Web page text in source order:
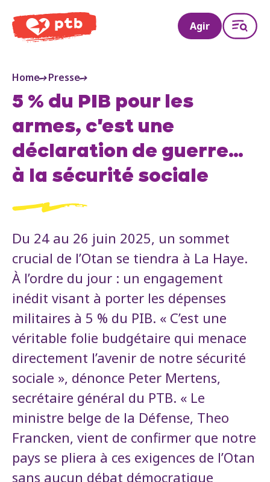
PTB
Agir
Home Presse
5 % du PIB pour les
armes, c'est une
déclaration de guerre…
à la sécurité sociale
Du 24 au 26 juin 2025, un sommet
crucial de l’Otan se tiendra à La Haye.
À l’ordre du jour : un engagement
inédit visant à porter les dépenses
militaires à 5 % du PIB. « C’est une
véritable folie budgétaire qui menace
directement l’avenir de notre sécurité
sociale », dénonce Peter Mertens,
secrétaire général du PTB. « Le
ministre belge de la Défense, Theo
Francken, vient de confirmer que notre
pays se pliera à ces exigences de l’Otan
sans aucun débat démocratique